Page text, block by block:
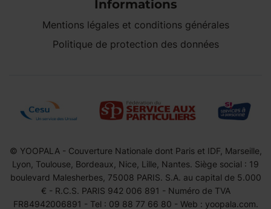
Informations
Mentions légales et conditions générales
Politique de protection des données
© YOOPALA - Couverture Nationale dont Paris et IDF, Marseille,
Lyon, Toulouse, Bordeaux, Nice, Lille, Nantes. Siège social : 19
boulevard Malesherbes, 75008 PARIS. S.A. au capital de 5.000
€ - R.C.S. PARIS 942 006 891 - Numéro de TVA
FR84942006891 - Tel : 09 88 77 66 80 - Web : yoopala.com.